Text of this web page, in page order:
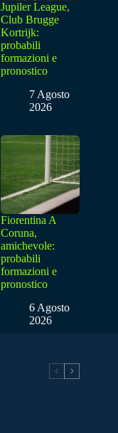
Jupiler League,
Club Brugge
Kortrijk:
probabili
formazioni e
pronostico
7 Agosto
2026
Fiorentina A
Coruna,
amichevole:
probabili
formazioni e
pronostico
6 Agosto
2026